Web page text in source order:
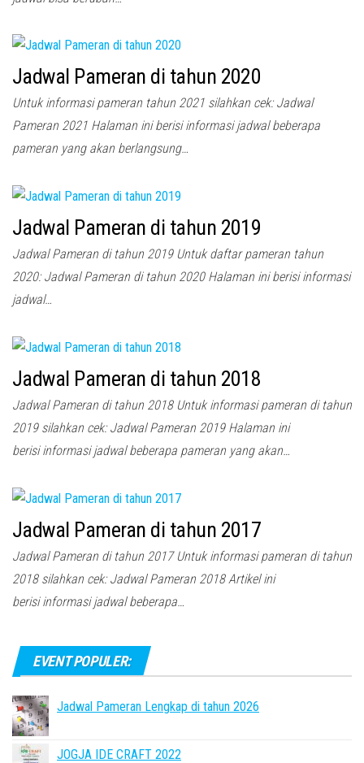
Jadwal Pameran di tahun 2020
Untuk informasi pameran tahun 2021 silahkan cek: Jadwal
Pameran 2021 Halaman ini berisi informasi jadwal beberapa
pameran yang akan berlangsung…
Jadwal Pameran di tahun 2019
Jadwal Pameran di tahun 2019 Untuk daftar pameran tahun
2020: Jadwal Pameran di tahun 2020 Halaman ini berisi informasi
jadwal…
Jadwal Pameran di tahun 2018
Jadwal Pameran di tahun 2018 Untuk informasi pameran di tahun
2019 silahkan cek: Jadwal Pameran 2019 Halaman ini
berisi informasi jadwal beberapa pameran yang akan…
Jadwal Pameran di tahun 2017
Jadwal Pameran di tahun 2017 Untuk informasi pameran di tahun
2018 silahkan cek: Jadwal Pameran 2018 Artikel ini
berisi informasi jadwal beberapa…
EVENT POPULER:
Jadwal Pameran Lengkap di tahun 2026
JOGJA IDE CRAFT 2022